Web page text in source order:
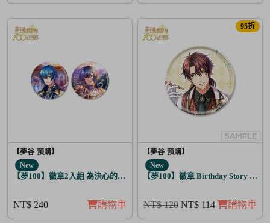
【夢谷-預購】
New
【夢100】徽章2入組 為決心的落幕獻上愛之歌 賽伊
NT$ 240 購物車
95折
【夢谷-預購】
New
【夢100】徽章 Birthday Story 路貝
NT$ 120 NT$ 114 購物車